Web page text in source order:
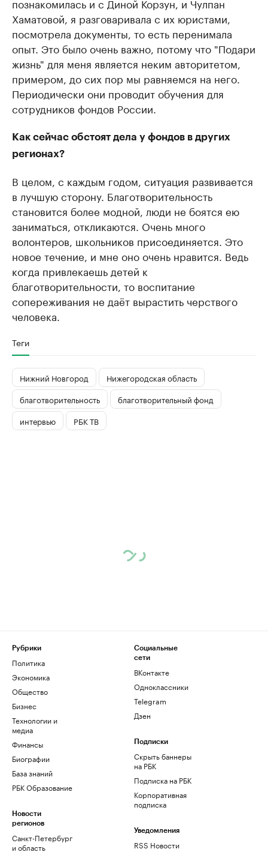
познакомилась и с Диной Корзун, и Чулпан
Хаматовой, я разговаривала с их юристами,
посмотрела документы, то есть перенимала
опыт. Это было очень важно, потому что "Подари
жизнь" для меня является неким авторитетом,
примером, до сих пор мы равняемся на него.
Периодически они проводит обучения для
сотрудников фондов России.
Как сейчас обстоят дела у фондов в других
регионах?
В целом, с каждым годом, ситуация развивается
в лучшую сторону. Благотворительность
становится более модной, люди не боятся ею
заниматься, откликаются. Очень много
волонтеров, школьников присоединяется. Это
новое течение, и мне оно очень нравится. Ведь
когда привлекаешь детей к
благотворительности, то воспитание
сопереживания не даёт вырастить черствого
человека.
Теги
Нижний Новгород
Нижегородская область
благотворительность
благотворительный фонд
интервью
РБК ТВ
Рубрики
Политика
Экономика
Общество
Бизнес
Технологии и
медиа
Финансы
Биографии
База знаний
РБК Образование
Новости
регионов
Санкт-Петербург
и область
Социальные
сети
ВКонтакте
Одноклассники
Telegram
Дзен
Подписки
Скрыть баннеры
на РБК
Подписка на РБК
Корпоративная
подписка
Уведомления
RSS Новости